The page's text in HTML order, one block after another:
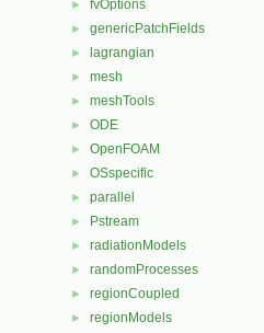
► fvOptions
► genericPatchFields
► lagrangian
► mesh
► meshTools
► ODE
► OpenFOAM
► OSspecific
► parallel
► Pstream
► radiationModels
► randomProcesses
► regionCoupled
► regionModels